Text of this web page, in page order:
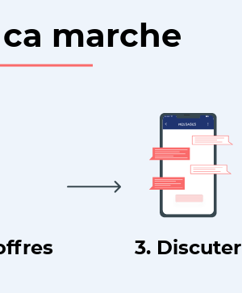
marche
3. Discuter